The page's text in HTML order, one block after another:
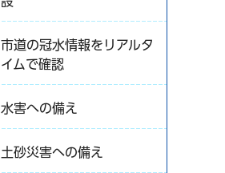
市道の冠水情報をリアルタ
イムで確認
水害への備え
土砂災害への備え